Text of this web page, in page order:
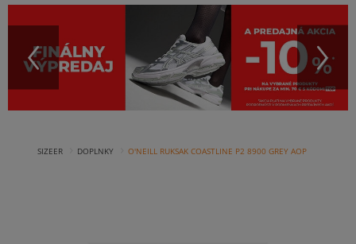
SIZEER DOPLNKY O'NEILL RUKSAK COASTLINE P2 8900 GREY AOP